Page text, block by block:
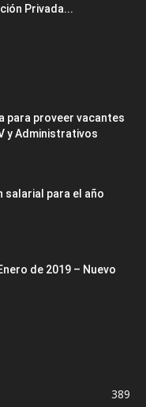
Privada...
para proveer vacantes
y Administrativos
salarial para el año
de 2019 – Nuevo
389